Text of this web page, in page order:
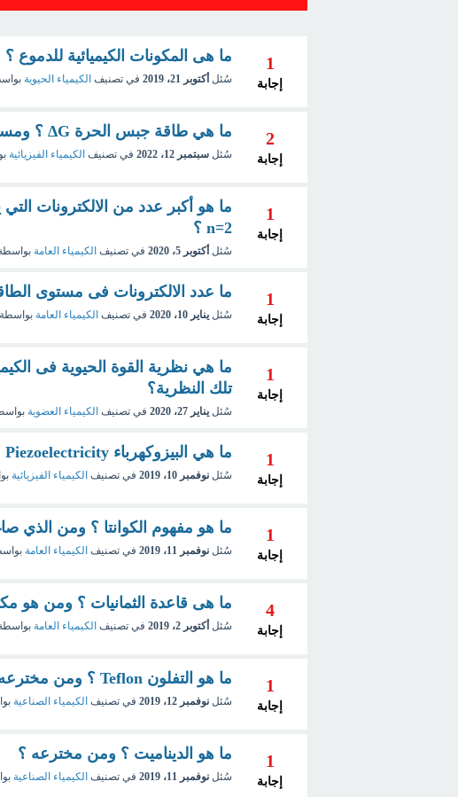
1
إجابة
ما هى المكونات الكيميائية للدموع
سُئل أكتوبر 21، 2019 في تصنيف الكيمياء الحيوية
2
إجابة
ما هي طاقة جبس الحرة ΔG ؟ ومسائل محلولة عليها؟
سُئل سبتمبر 12، 2022 في تصنيف الكيمياء الفيزيائية
1
إجابة
n=2 ؟
سُئل أكتوبر 5، 2020 في تصنيف الكيمياء العامة
1
إجابة
ما عدد الالكترونات فى مستوى
سُئل يناير 10، 2020 في تصنيف الكيمياء العامة بواسطة
1
إجابة
ما هي نظرية القوة الحيوية فى
تلك النظرية؟
سُئل يناير 27، 2020 في تصنيف الكيمياء العضوية
1
إجابة
ما هي البيزوكهرباء Piezoelectricity ؟ ومن هو مكتشفها ؟
سُئل نوفمبر 10، 2019 في تصنيف الكيمياء الفيزيائية
1
إجابة
ما هو مفهوم الكوانتا ؟ ومن الذي
سُئل نوفمبر 11، 2019 في تصنيف الكيمياء العامة
4
إجابة
ما هى قاعدة الثمانيات ؟ ومن هو
سُئل أكتوبر 2، 2019 في تصنيف الكيمياء العامة
1
إجابة
ما هو التفلون Teflon ؟ ومن مخترعه ؟
سُئل نوفمبر 12، 2019 في تصنيف الكيمياء الصناعية
1
إجابة
ما هو الديناميت ؟ ومن مخترعه ؟
سُئل نوفمبر 11، 2019 في تصنيف الكيمياء الصناعية